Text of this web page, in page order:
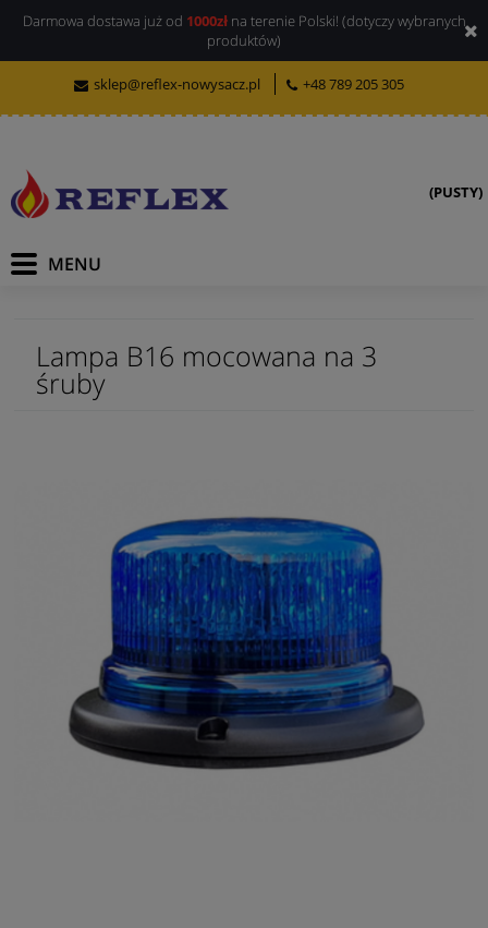
Darmowa dostawa już od 1000złna terenie Polski! (dotyczy wybranych
produktów)
sklep@reflex-nowysacz.pl +48 789 205 305
(PUSTY)
Lampa B16 mocowana na 3
śruby